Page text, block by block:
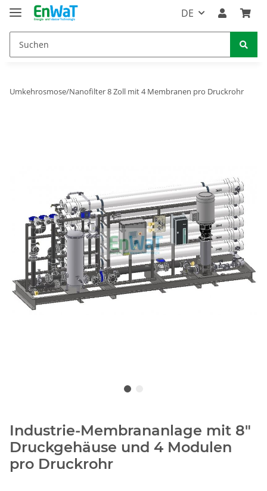
DE
Umkehrosmose/Nanofilter 8 Zoll mit 4 Membranen pro Druckrohr
Industrie-Membrananlage mit 8"
Druckgehäuse und 4 Modulen
pro Druckrohr